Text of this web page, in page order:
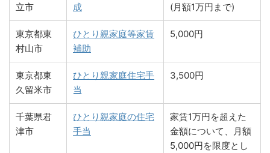
立市
成
(月額1万円まで)
東京都東
村山市
ひとり親家庭等家賃
補助
5,000円
東京都東
久留米市
ひとり親家庭住宅手
当
3,500円
千葉県君
津市
ひとり親家庭の住宅
手当
家賃1万円を超えた
金額について、月額
5,000円を限度とし